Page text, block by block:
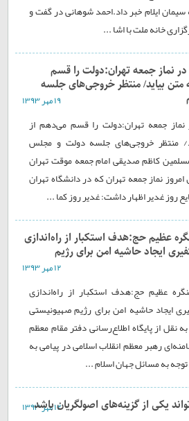
سیمان ایلام خبر داد.احمد شوهانی در گفت و
خانه ملت با اشا ...
نماز جمعه تهران:دولت را قسم
بیاید/ منتظر خروجی‌های جلسه
۱۹ مهر ۱۳۹۳
جمعه تهران:دولت را قسم می‌دهم از
منتظر خروجی‌های جلسه دولت و مجلس
کاظم صدیقی امام جمعه موقت تهران
نماز جمعه تهران که در دانشگاه تهران
روز غدیر اظهار داشت: غدیر روز کما ...
عظیم حج:هدف استکبار از راه‌اندازی
ایجاد حاشیه امن برای رژیم
۱۲ مهر ۱۳۹۳
عظیم حج:هدف استکبار از راه‌اندازی
ایجاد حاشیه امن برای رژیم صهیونیستی
نقل از پایگاه اطلاع‌رسانی دفتر مقام معظم
رهبر معظم انقلاب اسلامی در پیامی به
به مسائل جهان اسلام ...
یکی از گزینه‌های اصولگریان باشد
۱۲ مهر ۱۳۹۳